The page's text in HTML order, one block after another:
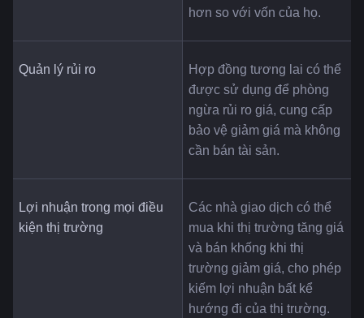
hơn so với vốn của họ.
Quản lý rủi ro
Hợp đồng tương lai có thể
được sử dụng để phòng
ngừa rủi ro giá, cung cấp
bảo vệ giảm giá mà không
cần bán tài sản.
Lợi nhuận trong mọi điều
kiện thị trường
Các nhà giao dịch có thể
mua khi thị trường tăng giá
và bán khống khi thị
trường giảm giá, cho phép
kiếm lợi nhuận bất kể
hướng đi của thị trường.